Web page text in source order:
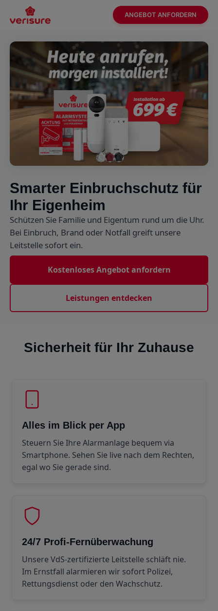
ANGEBOT ANFORDERN
Smarter Einbruchschutz für
Ihr Eigenheim
Schützen Sie Familie und Eigentum rund um die Uhr.
Bei Einbruch, Brand oder Notfall greift unsere
Leitstelle sofort ein.
Kostenloses Angebot anfordern
Leistungen entdecken
Sicherheit für Ihr Zuhause
Alles im Blick per App
Steuern Sie Ihre Alarmanlage bequem via
Smartphone. Sehen Sie live nach dem Rechten,
egal wo Sie gerade sind.
24/7 Profi-Fernüberwachung
Unsere VdS-zertifizierte Leitstelle schläft nie.
Im Ernstfall alarmieren wir sofort Polizei,
Rettungsdienst oder den Wachschutz.